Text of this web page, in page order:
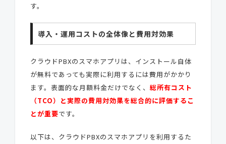
す。
導入・運用コストの全体像と費用対効果
クラウドPBXのスマホアプリは、インストール自体
が無料であっても実際に利用するには費用がかかり
ます。表面的な月額料金だけでなく、 総所有コスト
（TCO）と実際の費用対効果を総合的に評価するこ
とが重要です。
以下は、クラウドPBXのスマホアプリを利用するた